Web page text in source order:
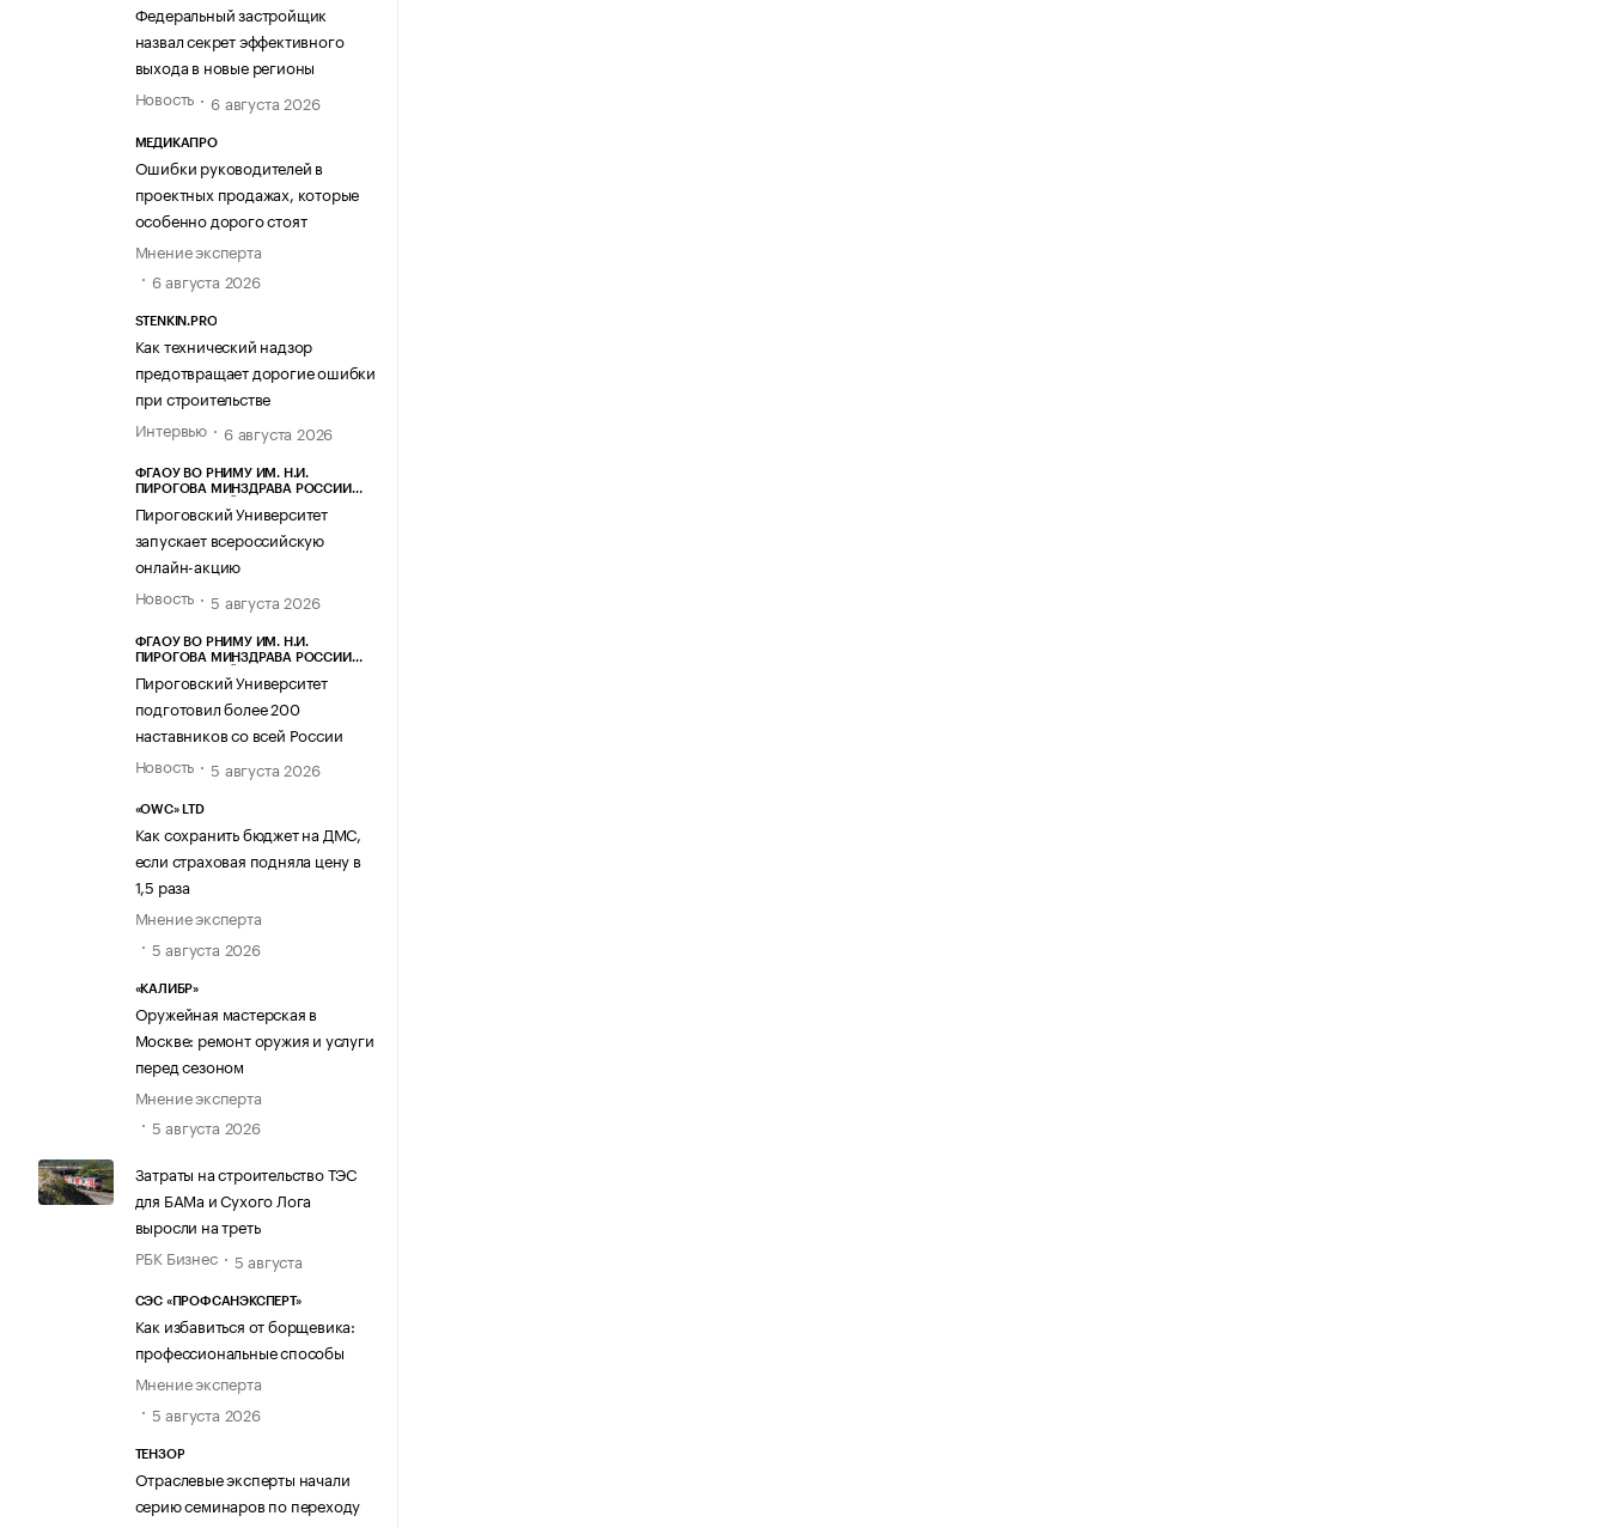
Федеральный застройщик
назвал секрет эффективного
выхода в новые регионы
Новость
6 августа 2026
МЕДИКАПРО
Ошибки руководителей в
проектных продажах, которые
особенно дорого стоят
Мнение эксперта
6 августа 2026
STENKIN.PRO
Как технический надзор
предотвращает дорогие ошибки
при строительстве
Интервью
6 августа 2026
ФГАОУ ВО РНИМУ ИМ. Н.И.
ПИРОГОВА МИНЗДРАВА РОССИИ
Пироговский Университет
запускает всероссийскую
онлайн-акцию
Новость
5 августа 2026
ФГАОУ ВО РНИМУ ИМ. Н.И.
ПИРОГОВА МИНЗДРАВА РОССИИ
Пироговский Университет
подготовил более 200
наставников со всей России
Новость
5 августа 2026
«OWC» LTD
Как сохранить бюджет на ДМС,
если страховая подняла цену в
1,5 раза
Мнение эксперта
5 августа 2026
«КАЛИБР»
Оружейная мастерская в
Москве: ремонт оружия и услуги
перед сезоном
Мнение эксперта
5 августа 2026
Затраты на строительство ТЭС
для БАМа и Сухого Лога
выросли на треть
РБК Бизнес
5 августа
СЭС «ПРОФСАНЭКСПЕРТ»
Как избавиться от борщевика:
профессиональные способы
Мнение эксперта
5 августа 2026
ТЕНЗОР
Отраслевые эксперты начали
серию семинаров по переходу